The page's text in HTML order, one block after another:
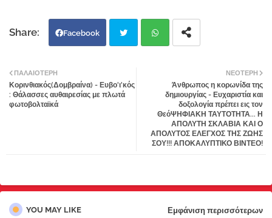
Facebook
tter
pp
ΝΕΌΤΕΡΗ
Άνθρωπος η κορωνίδα της
δημιουργίας - Ευχαριστία και
δοξολογία πρέπει εις τον
ΘεόΨΗΦΙΑΚΗ ΤΑΥΤΟΤΗΤΑ... Η
ΑΠΟΛΥΤΗ ΣΚΛΑΒΙΑ ΚΑΙ Ο
ΑΠΟΛΥΤΟΣ ΕΛΕΓΧΟΣ ΤΗΣ ΖΩΗΣ
ΣΟΥ!!! ΑΠΟΚΑΛΥΠΤΙΚΟ ΒΙΝΤΕΟ!
ΠΑΛΑΙΌΤΕΡΗ
Κορινθιακός(Δομβραίνα) - Ευβο'ι'κός
: Θάλασσες αυθαιρεσίας με πλωτά
φωτοβολταϊκά
YOU MAY LIKE Εμφάνιση περισσότερων